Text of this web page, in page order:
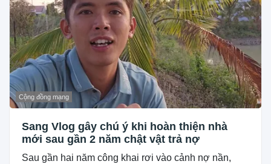
Cộng đồng mạng
Sang Vlog gây chú ý khi hoàn thiện nhà
mới sau gần 2 năm chật vật trả nợ
Sau gần hai năm công khai rơi vào cảnh nợ nần,